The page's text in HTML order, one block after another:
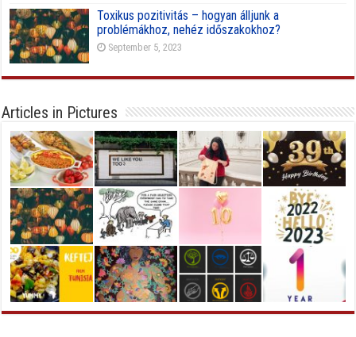
Toxikus pozitivitás – hogyan álljunk a
problémákhoz, nehéz időszakokhoz?
September 5, 2023
Articles in Pictures